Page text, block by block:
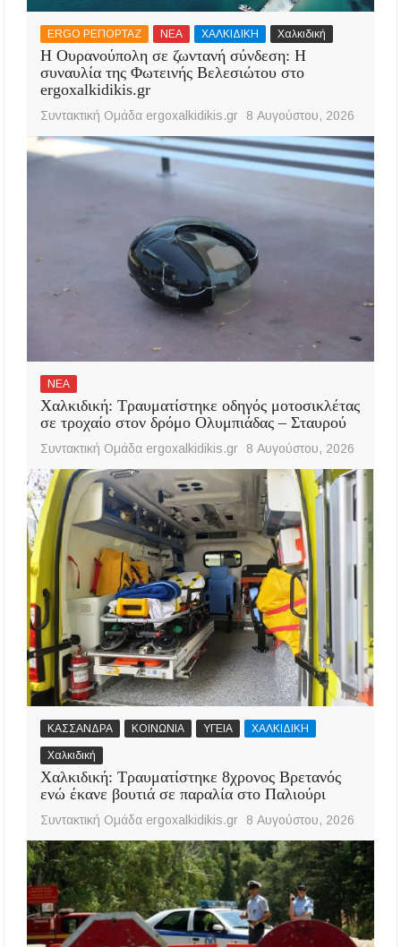
ERGO ΡΕΠΟΡΤΑΖ ΝΕΑ ΧΑΛΚΙΔΙΚΗ Χαλκιδική
Η Ουρανούπολη σε ζωντανή σύνδεση: Η
συναυλία της Φωτεινής Βελεσιώτου στο
ergoxalkidikis.gr
Συντακτική Ομάδα ergoxalkidikis.gr 8 Αυγούστου, 2026
ΝΕΑ
Χαλκιδική: Τραυματίστηκε οδηγός μοτοσικλέτας
σε τροχαίο στον δρόμο Ολυμπιάδας – Σταυρού
Συντακτική Ομάδα ergoxalkidikis.gr 8 Αυγούστου, 2026
ΚΑΣΣΑΝΔΡΑ ΚΟΙΝΩΝΙΑ ΥΓΕΙΑ ΧΑΛΚΙΔΙΚΗ
Χαλκιδική
Χαλκιδική: Τραυματίστηκε 8χρονος Βρετανός
ενώ έκανε βουτιά σε παραλία στο Παλιούρι
Συντακτική Ομάδα ergoxalkidikis.gr 8 Αυγούστου, 2026